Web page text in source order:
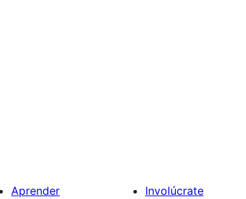
Aprender Involúcrate